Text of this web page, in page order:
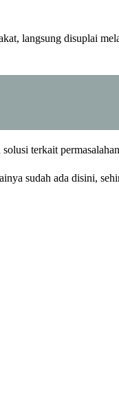
langsung disuplai
terkait
sudah ada disini,